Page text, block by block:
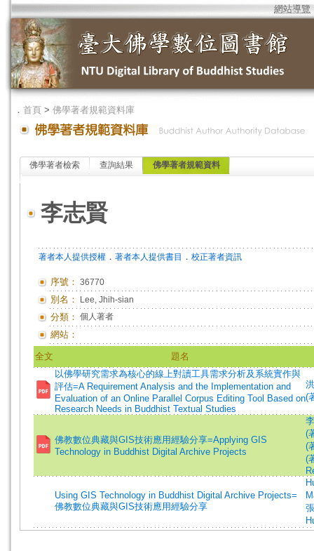
網站導覽
． 首頁 > 佛學著者規範資料庫
佛學著者檢索 查詢結果 佛學著者規範資料
李志賢
著者本人提供授權 ． 著者本人提供書目 ． 校正著者資訊
序號： 36770
別名： Lee, Jhih-sian
分類： 個人著者
網站：
全文
題名
以佛學研究需求為核心的線上對讀工具需求分析及系統實作與
評估=A Requirement Analysis and the Implementation and
Evaluation of an Online Parallel Corpus Editing Tool Based on
Research Needs in Buddhist Textual Studies
(
佛教數位典藏與GIS技術應用經驗分享=Applying GIS
Technology in Buddhist Digital Archive Projects
(
(
(
Using GIS Technology in Buddhist Digital Archive Projects=
佛教數位典藏與GIS技術應用經驗分享